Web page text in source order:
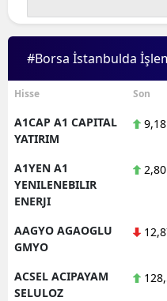
#Borsa İstanbulda
Hisse Son
A1CAP A1 CAPITAL
YATIRIM
9,18
A1YEN A1
YENILENEBILIR
ENERJI
2,80
AAGYO AGAOGLU
GMYO
ACSEL ACIPAYAM
SELULOZ